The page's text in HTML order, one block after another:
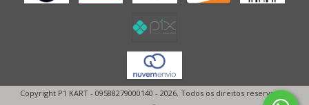
Copyright P1 KART - 09588279000140 - 2026. Todos os direitos reservados.